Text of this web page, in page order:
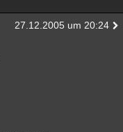
27.12.2005 um 20:24